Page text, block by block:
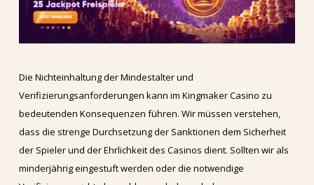
Die Nichteinhaltung der Mindestalter und
Verifizierungsanforderungen kann im Kingmaker Casino zu
bedeutenden Konsequenzen führen. Wir müssen verstehen,
dass die strenge Durchsetzung der Sanktionen dem Sicherheit
der Spieler und der Ehrlichkeit des Casinos dient. Sollten wir als
minderjährig eingestuft werden oder die notwendige